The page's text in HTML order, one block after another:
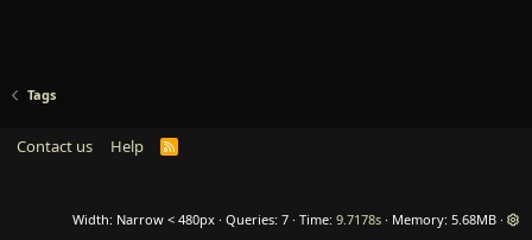
Tags
Contact us Help
R
Width Queries 7 Time 9.7178s Memory 5.68MB